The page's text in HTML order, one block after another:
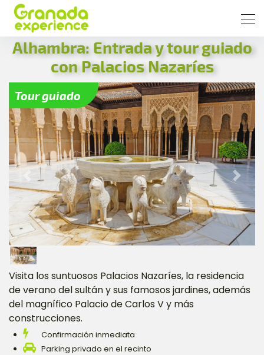
Alhambra: Entrada y tour guiado
con Palacios Nazaríes
Tour guiado
Previous Next
Visita los suntuosos Palacios Nazaríes, la residencia
de verano del sultán y sus famosos jardines, además
del magnífico Palacio de Carlos V y más
construcciones.
Confirmación inmediata
Parking privado en el recinto